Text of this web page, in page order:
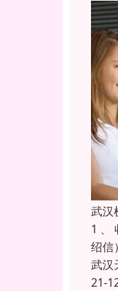
武汉
1 、
绍信
武汉
21-